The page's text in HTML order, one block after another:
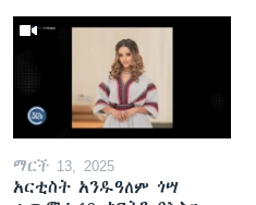
ማርች 13, 2025
አርቲስት አንዱዓለም ጎሣ